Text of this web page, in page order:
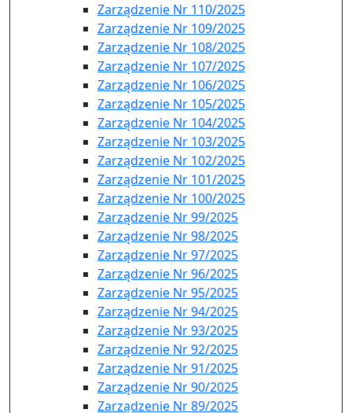
Zarządzenie Nr 110/2025
Zarządzenie Nr 109/2025
Zarządzenie Nr 108/2025
Zarządzenie Nr 107/2025
Zarządzenie Nr 106/2025
Zarządzenie Nr 105/2025
Zarządzenie Nr 104/2025
Zarządzenie Nr 103/2025
Zarządzenie Nr 102/2025
Zarządzenie Nr 101/2025
Zarządzenie Nr 100/2025
Zarządzenie Nr 99/2025
Zarządzenie Nr 98/2025
Zarządzenie Nr 97/2025
Zarządzenie Nr 96/2025
Zarządzenie Nr 95/2025
Zarządzenie Nr 94/2025
Zarządzenie Nr 93/2025
Zarządzenie Nr 92/2025
Zarządzenie Nr 91/2025
Zarządzenie Nr 90/2025
Zarządzenie Nr 89/2025